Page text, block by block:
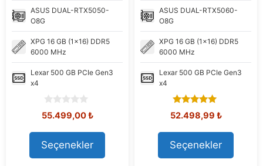
ASUS DUAL-RTX5050-
O8G
XPG 16 GB (1x16) DDR5
6000 MHz
Lexar 500 GB PCIe Gen3
x4
0
o
u
t
o
f
Orijinal
56.935,21 ₺.
55.499,00₺Şu
Seçenekler
ASUS DUAL-RTX5060-
O8G
XPG 16 GB (1x16) DDR5
6000 MHz
Lexar 500 GB PCIe Gen3
x4
5.00
out of 5
Orijinal
62.554,94 ₺.
52.498,99 ₺Şu
Seçenekler